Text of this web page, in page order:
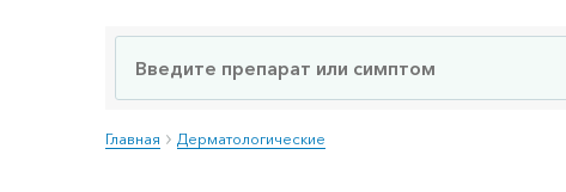
Главная Дерматологические